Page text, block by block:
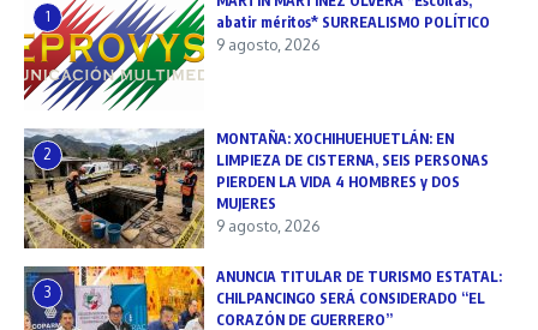
1
abatir méritos* SURREALISMO POLÍTICO
9 agosto, 2026
2
MONTAÑA: XOCHIHUEHUETLÁN: EN
LIMPIEZA DE CISTERNA, SEIS PERSONAS
PIERDEN LA VIDA 4 HOMBRES y DOS
MUJERES
9 agosto, 2026
3
ANUNCIA TITULAR DE TURISMO ESTATAL:
CHILPANCINGO SERÁ CONSIDERADO “EL
CORAZÓN DE GUERRERO”